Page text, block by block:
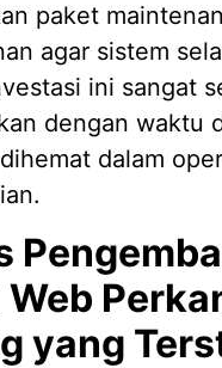
paket
agar sistem
ini sangat
dengan waktu
dalam
yang